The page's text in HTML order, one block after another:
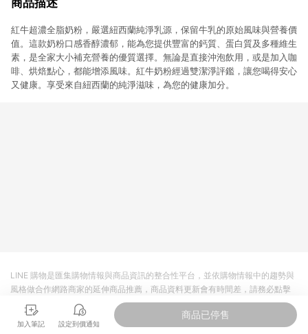
商品描述
紅牛超濃全脂奶粉，嚴選紐西蘭純淨乳源，保留牛乳的原始風味與營養價
值。這款奶粉口感香醇濃郁，能為您提供豐富的鈣質、蛋白質及多種維生
素，是全家大小補充營養的優質選擇。無論是直接沖泡飲用，或是加入咖
啡、烘焙點心，都能增添風味。紅牛奶粉經過雙潔淨評鑑，讓您喝得安心
又健康。享受來自紐西蘭的純淨滋味，為您的健康加分。
加入筆記 設定到價通知
商品已停售
LINE 購物是匯集購物情報與商品資訊的整合性平台，並依購物情報中的趨勢與
風格做合作網路商家的延伸商品推薦，商品資料更新會有時間差，請務必點擊
商品至各合作網路商家，確認現售價與購物條件，一切資訊以合作廠商網頁為
準。